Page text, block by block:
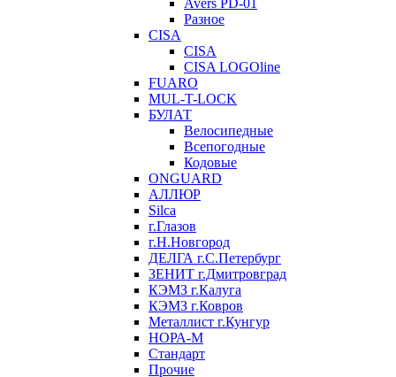
Avers PD-01
Разное
CISA
CISA
CISA LOGOline
FUARO
MUL-T-LOCK
БУЛАТ
Велосипедные
Всепогодные
Кодовые
ONGUARD
АЛЛЮР
Silca
г.Глазов
г.Н.Новгород
ДЕЛГА г.С.Петербург
ЗЕНИТ г.Дмитровград
КЭМЗ г.Калуга
КЭМЗ г.Ковров
Металлист г.Кунгур
НОРА-М
Стандарт
Прочие